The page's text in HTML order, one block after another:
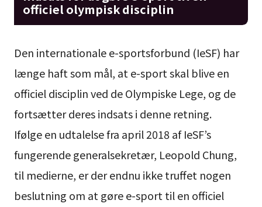
officiel olympisk disciplin
Den internationale e-sportsforbund (IeSF) har
længe haft som mål, at e-sport skal blive en
officiel disciplin ved de Olympiske Lege, og de
fortsætter deres indsats i denne retning.
Ifølge en udtalelse fra april 2018 af IeSF’s
fungerende generalsekretær, Leopold Chung,
til medierne, er der endnu ikke truffet nogen
beslutning om at gøre e-sport til en officiel